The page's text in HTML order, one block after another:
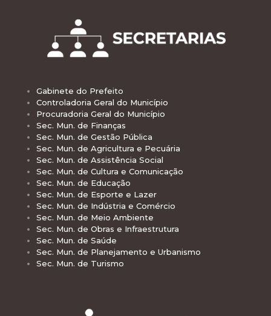
Gabinete do Prefeito
Controladoria Geral do Município
Procuradoria Geral do Município
Sec. Mun. de Finanças
Sec. Mun. de Gestão Pública
Sec. Mun. de Agricultura e Pecuária
Sec. Mun. de Assistência Social
Sec. Mun. de Cultura e Comunicação
Sec. Mun. de Educação
Sec. Mun. de Esporte e Lazer
Sec. Mun. de Indústria e Comércio
Sec. Mun. de Meio Ambiente
Sec. Mun. de Obras e Infraestrutura
Sec. Mun. de Saúde
Sec. Mun. de Planejamento e Urbanismo
Sec. Mun. de Turismo